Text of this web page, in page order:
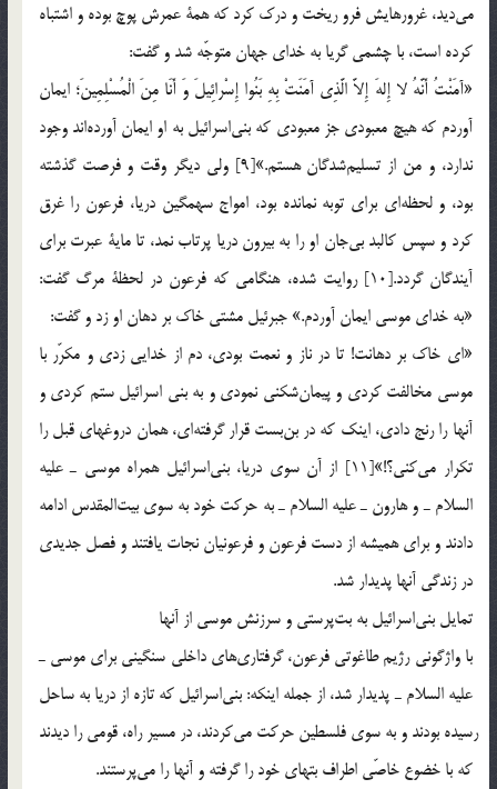
مي‎ديد، غرورهايش فرو ريخت و درك كرد كه همة عمرش پوچ بوده و اشتباه
كرده است، با چشمي گريا به خداي جهان متوجّه شد و گفت:
«آمَنْتُ أَنَّهُ لا إِلهَ إِلاَّ الَّذِي آمَنَتْ بِهِ بَنُوا إِسْرائِيلَ وَ أَنَا مِنَ الْمُسْلِمِينَ؛ ايمان
آوردم كه هيچ معبودي جز معبودي كه بني‎اسرائيل به او ايمان آورده‎اند وجود
ندارد، و من از تسليم‎شدگان هستم.»[9] ولي ديگر وقت و فرصت گذشته
بود، و لحظه‎اي براي توبه نمانده بود، امواج سهمگين دريا، فرعون را غرق
كرد و سپس كالبد بي‎جان او را به بيرون دريا پرتاب نمد، تا ماية عبرت براي
آيندگان گردد.[10] روايت شده، هنگامي كه فرعون در لحظة مرگ گفت:
«به خداي موسي ايمان آوردم.» جبرئيل مشتي خاك بر دهان او زد و گفت:
«اي خاك بر دهانت! تا در ناز و نعمت بودي، دم از خدايي زدي و مكرّر با
موسي مخالفت كردي و پيمان‎شكني نمودي و به بني اسرائيل ستم كردي و
آنها را رنج دادي، اينك كه در بن‎بست قرار گرفته‎اي، همان دروغهاي قبل را
تكرار مي‎كني؟!»[11] از آن سوي دريا، بني‎اسرائيل همراه موسي ـ عليه
السلام ـ و هارون ـ عليه السلام ـ به حركت خود به سوي بيت‎المقدس ادامه
دادند و براي هميشه از دست فرعون و فرعونيان نجات يافتند و فصل جديدي
در زندگي آنها پديدار شد.
تمايل بني‎اسرائيل به بت‎پرستي و سرزنش موسي از آنها
با واژگوني رژيم طاغوتي فرعون، گرفتاري‎هاي داخلي سنگيني براي موسي ـ
عليه السلام ـ پديدار شد، از جمله اينكه: بني‎اسرائيل كه تازه از دريا به ساحل
رسيده بودند و به سوي فلسطين حركت مي‎كردند، در مسير راه، قومي را ديدند
كه با خضوع خاصّي اطراف بتهاي خود را گرفته و آنها را مي‎پرستند.